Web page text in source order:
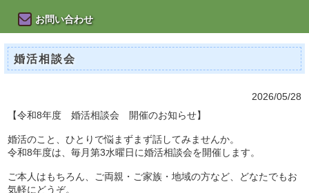
お問い合わせ
婚活相談会
2026/05/28
【令和8年度 婚活相談会 開催のお知らせ】
婚活のこと、ひとりで悩まずまず話してみませんか。
令和8年度は、毎月第3水曜日に婚活相談会を開催します。
ご本人はもちろん、ご両親・ご家族・地域の方など、どなたでもお
気軽にどうぞ。